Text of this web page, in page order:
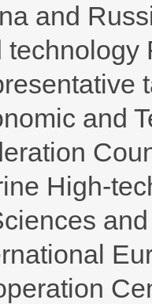
and
technology
and
High-